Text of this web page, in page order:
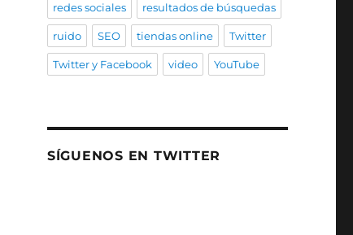
redes sociales resultados de búsquedas
ruido SEO tiendas online Twitter
Twitter y Facebook video YouTube
SÍGUENOS EN TWITTER